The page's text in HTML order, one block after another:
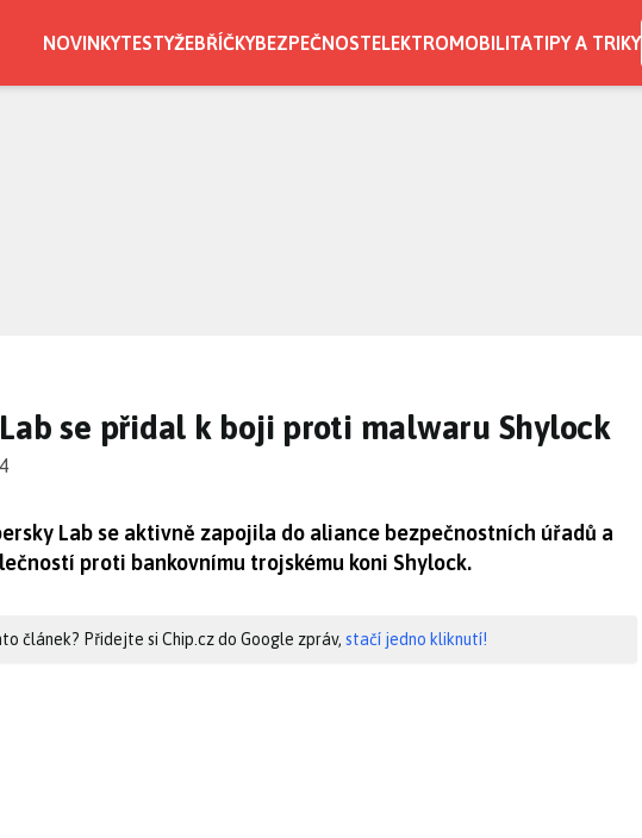
NOVINKYTESTYŽEBŘÍČKYBEZPEČNOSTELEKTROMOBILITATIPY A TRIKY
se přidal k boji proti malwaru Shylock
Lab se aktivně zapojila do aliance bezpečnostních úřadů a
proti bankovnímu trojskému koni Shylock.
článek? Přidejte si Chip.cz do Google zpráv, stačí jedno kliknutí!